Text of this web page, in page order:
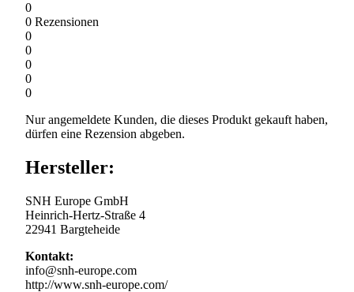
0
0 Rezensionen
0
0
0
0
0
Nur angemeldete Kunden, die dieses Produkt gekauft haben,
dürfen eine Rezension abgeben.
Hersteller:
SNH Europe GmbH
Heinrich-Hertz-Straße 4
22941 Bargteheide
Kontakt:
info@snh-europe.com
http://www.snh-europe.com/